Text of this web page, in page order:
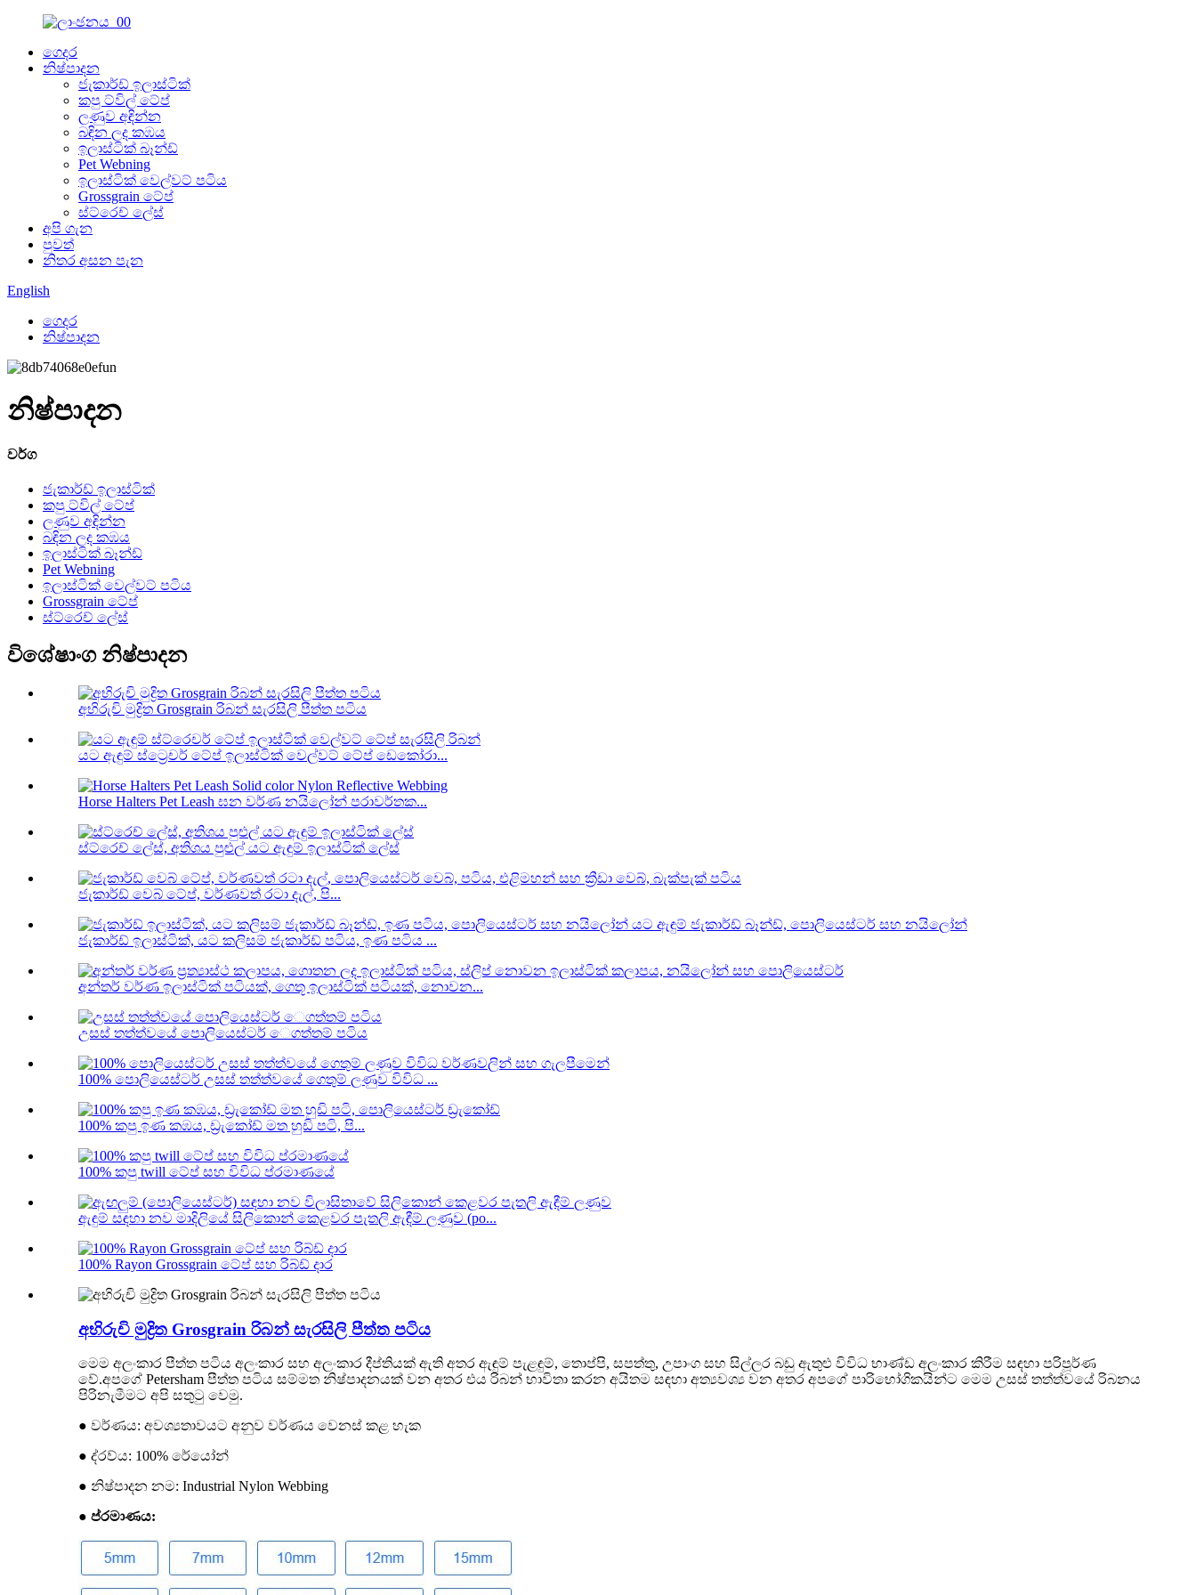
ගෙදර
නිෂ්පාදන
ජැකාර්ඩ් ඉලාස්ටික්
කපු ට්විල් ටේප්
ලණුව අඳින්න
බඳින ලද කඹය
ඉලාස්ටික් බෑන්ඩ්
Pet Webning
ඉලාස්ටික් වෙල්වට් පටිය
Grossgrain ටේප්
ස්ට්රෙච් ලේස්
අපි ගැන
පුවත්
නිතර අසන පැන
English
ගෙදර
නිෂ්පාදන
නිෂ්පාදන
වර්ග
ජැකාර්ඩ් ඉලාස්ටික්
කපු ට්විල් ටේප්
ලණුව අඳින්න
බඳින ලද කඹය
ඉලාස්ටික් බෑන්ඩ්
Pet Webning
ඉලාස්ටික් වෙල්වට් පටිය
Grossgrain ටේප්
ස්ට්රෙච් ලේස්
විශේෂාංග නිෂ්පාදන
අභිරුචි මුද්‍රිත Grosgrain රිබන් සැරසිලි පීත්ත පටිය
යට ඇඳුම් ස්ට්‍රෙචර් ටේප් ඉලාස්ටික් වෙල්වට් ටේප් ඩෙකෝරා...
Horse Halters Pet Leash ඝන වර්ණ නයිලෝන් පරාවර්තක...
ස්ට්රෙච් ලේස්, අතිශය පුළුල් යට ඇඳුම් ඉලාස්ටික් ලේස්
ජැකාර්ඩ් වෙබ් ටේප්, වර්ණවත් රටා දැල්, පි...
ජැකාර්ඩ් ඉලාස්ටික්, යට කලිසම් ජැකාර්ඩ් පටිය, ඉණ පටිය ...
අන්තර් වර්ණ ඉලාස්ටික් පටියක්, ගෙතූ ඉලාස්ටික් පටියක්, නොවන...
උසස් තත්ත්වයේ පොලියෙස්ටර් ෙගත්තම් පටිය
100% පොලියෙස්ටර් උසස් තත්ත්වයේ ගෙතුම් ලණුව විවිධ ...
100% කපු ඉණ කඹය, ඩ්‍රැකෝඩ් මත හුඩි පටි, පි...
100% කපු twill ටේප් සහ විවිධ ප්රමාණයේ
ඇඳුම් සඳහා නව මාදිලියේ සිලිකොන් කෙළවර පැතලි ඇඳීම් ලණුව (po...
100% Rayon Grossgrain ටේප් සහ රිබ්ඩ් දාර
අභිරුචි මුද්‍රිත Grosgrain රිබන් සැරසිලි පීත්ත පටිය
මෙම අලංකාර පීත්ත පටිය අලංකාර සහ අලංකාර දීප්තියක් ඇති අතර ඇඳුම් පැළඳුම්, තොප්පි, සපත්තු, උපාංග සහ සිල්ලර බඩු ඇතුළු විවිධ භාණ්ඩ අලංකාර කිරීම සඳහා පරිපූර්ණ
වේ.අපගේ Petersham පීත්ත පටිය සම්මත නිෂ්පාදනයක් වන අතර එය රිබන් භාවිතා කරන අයිතම සඳහා අත්‍යවශ්‍ය වන අතර අපගේ පාරිභෝගිකයින්ට මෙම උසස් තත්ත්වයේ රිබනය
පිරිනැමීමට අපි සතුටු වෙමු.
● වර්ණය: අවශ්‍යතාවයට අනුව වර්ණය වෙනස් කළ හැක
● ද්රව්ය: 100% රේයෝන්
● නිෂ්පාදන නම: Industrial Nylon Webbing
● ප්රමාණය: